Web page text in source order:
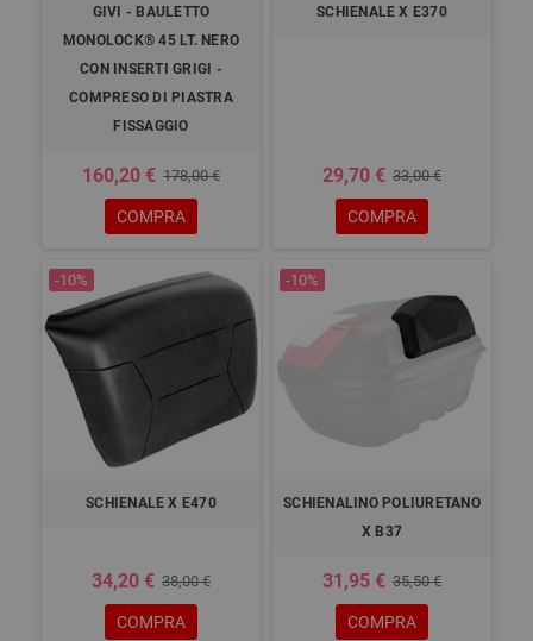
GIVI - BAULETTO
MONOLOCK® 45 LT. NERO
CON INSERTI GRIGI -
COMPRESO DI PIASTRA
FISSAGGIO
160,20 € 178,00 €
COMPRA
SCHIENALE X E370
29,70 € 33,00 €
COMPRA
-10%
SCHIENALE X E470
34,20 € 38,00 €
COMPRA
-10%
SCHIENALINO POLIURETANO
X B37
31,95 € 35,50 €
COMPRA